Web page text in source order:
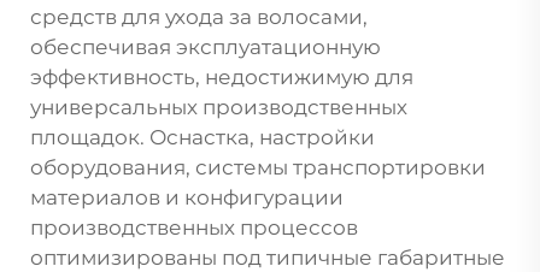
средств для ухода за волосами,
обеспечивая эксплуатационную
эффективность, недостижимую для
универсальных производственных
площадок. Оснастка, настройки
оборудования, системы транспортировки
материалов и конфигурации
производственных процессов
оптимизированы под типичные габаритные